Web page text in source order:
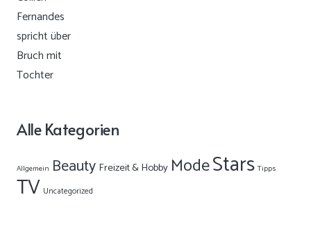
Alle Kategorien
Allgemein Beauty Freizeit & Hobby ModeStars Tipps
TV Uncategorized